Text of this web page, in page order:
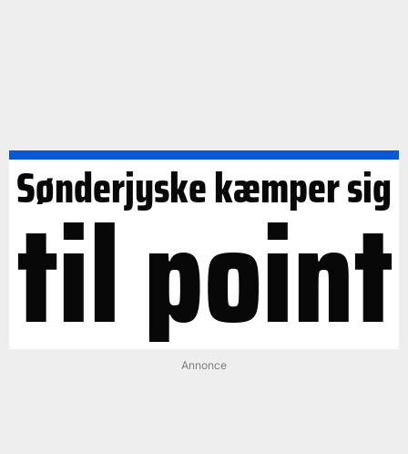
Sønderjyske kæmper sig
til point
Annonce